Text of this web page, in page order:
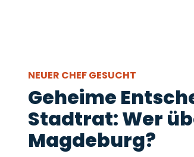
NEUER CHEF GESUCHT
Geheime
Stadtrat: Wer
Magdeburg?